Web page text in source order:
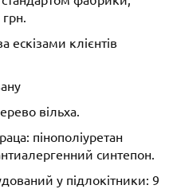
ескізами клієнтів
вільха.
пінополіуретан
синтепон.
у підлокітники: 9